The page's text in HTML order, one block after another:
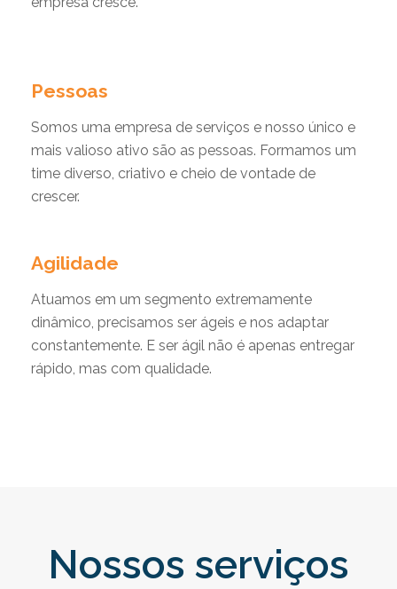
Pessoas
Somos uma empresa de serviços e nosso único e
mais valioso ativo são as pessoas. Formamos um
time diverso, criativo e cheio de vontade de
crescer.
Agilidade
Atuamos em um segmento extremamente
dinâmico, precisamos ser ágeis e nos adaptar
constantemente. E ser ágil não é apenas entregar
rápido, mas com qualidade.
Nossos serviços